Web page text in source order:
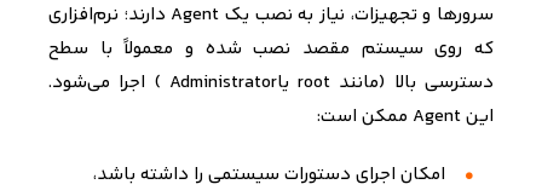
سرورها و تجهیزات، نیاز به نصب یکAgent دارند؛ نرم‌افزاری
که روی سیستم مقصد نصب شده و معمولاً با سطح
دسترسی بالا (مانند root یاAdministrator
) اجرا می‌شود.
اینAgent ممکن است:
امکان اجرای دستورات سیستمی را داشته باشد،